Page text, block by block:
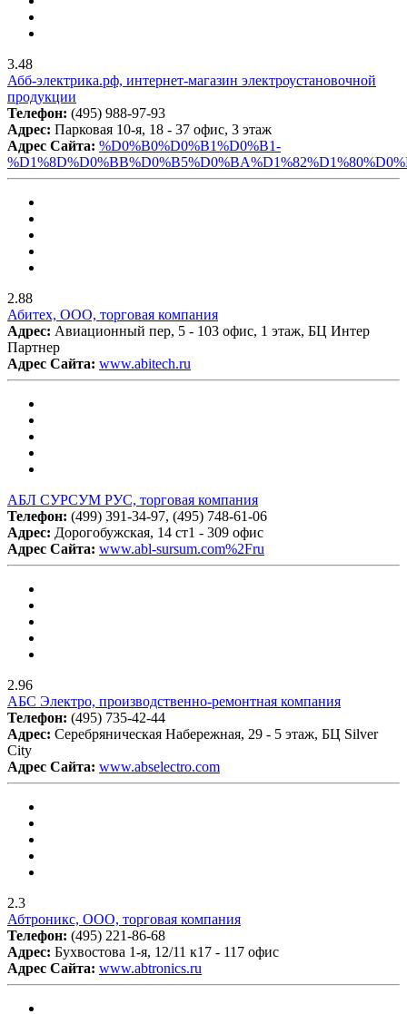
3.48
Абб-электрика.рф, интернет-магазин электроустановочной
продукции
Телефон: (495) 988-97-93
Адрес: Парковая 10-я, 18 - 37 офис, 3 этаж
Адрес Сайта: %D0%B0%D0%B1%D0%B1-
2.88
Абитех, ООО, торговая компания
Адрес: Авиационный пер, 5 - 103 офис, 1 этаж, БЦ Интер
Партнер
Адрес Сайта: www.abitech.ru
АБЛ СУРСУМ РУС, торговая компания
Телефон: (499) 391-34-97, (495) 748-61-06
Адрес: Дорогобужская, 14 ст1 - 309 офис
Адрес Сайта: www.abl-sursum.com%2Fru
2.96
АБС Электро, производственно-ремонтная компания
Телефон: (495) 735-42-44
Адрес: Серебряническая Набережная, 29 - 5 этаж, БЦ Silver
City
Адрес Сайта: www.abselectro.com
2.3
Абтроникс, ООО, торговая компания
Телефон: (495) 221-86-68
Адрес: Бухвостова 1-я, 12/11 к17 - 117 офис
Адрес Сайта: www.abtronics.ru